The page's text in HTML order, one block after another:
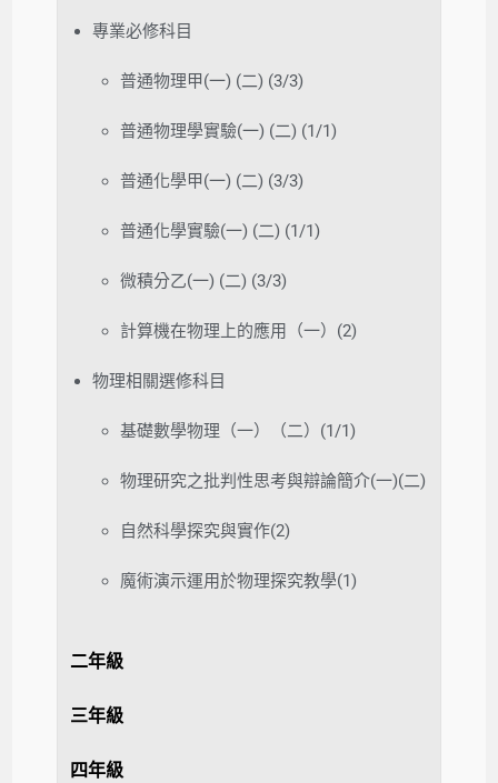
專業必修科目
普通物理甲(一) (二) (3/3)
普通物理學實驗(一) (二) (1/1)
普通化學甲(一) (二) (3/3)
普通化學實驗(一) (二) (1/1)
微積分乙(一) (二) (3/3)
計算機在物理上的應用（一）(2)
物理相關選修科目
基礎數學物理（一）（二）(1/1)
物理研究之批判性思考與辯論簡介(一)(二)
自然科學探究與實作(2)
魔術演示運用於物理探究教學(1)
二年級
三年級
四年級